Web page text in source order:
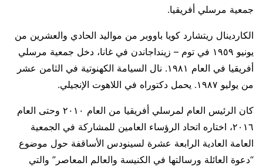
جمعية مرسلي أفريقيا.
الكاردينال ريتشارد كويا باووبر من مواليد الحادي والعشرين من
يونيو ١٩٥٩ في توم – زينداجاندن في غانا، دخل جمعية مرسلي
أفريقيا في العام ١٩٨١. نال السيامة الكهنوتية في الثامن عشر
من يوليو ١٩٨٧. يحمل دكتوراه في اللاهوت الإنجيلي.
كان الرئيس العام لمرسلي أفريقيا من العام ٢٠١٠ وحتى العام
٢٠١٦، اختاره اتحاد الرؤساء العامين للمشاركة في الجمعية
العامة العادية الرابعة عشرة لسينودس الأساقفة حول موضوع
“دعوة العائلة ورسالتها في الكنيسة والعالم المعاصر” والتي